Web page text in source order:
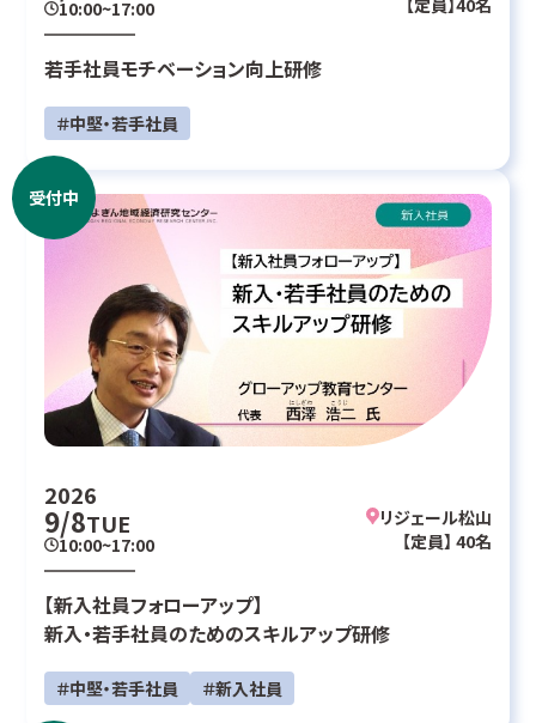
10:00~17:00 【定員】40名
若手社員モチベーション向上研修
＃中堅・若手社員
受付中
2026
9/8TUE
10:00~17:00
リジェール松山
【定員】 40名
【新入社員フォローアップ】
新入・若手社員のためのスキルアップ研修
＃中堅・若手社員 ＃新入社員